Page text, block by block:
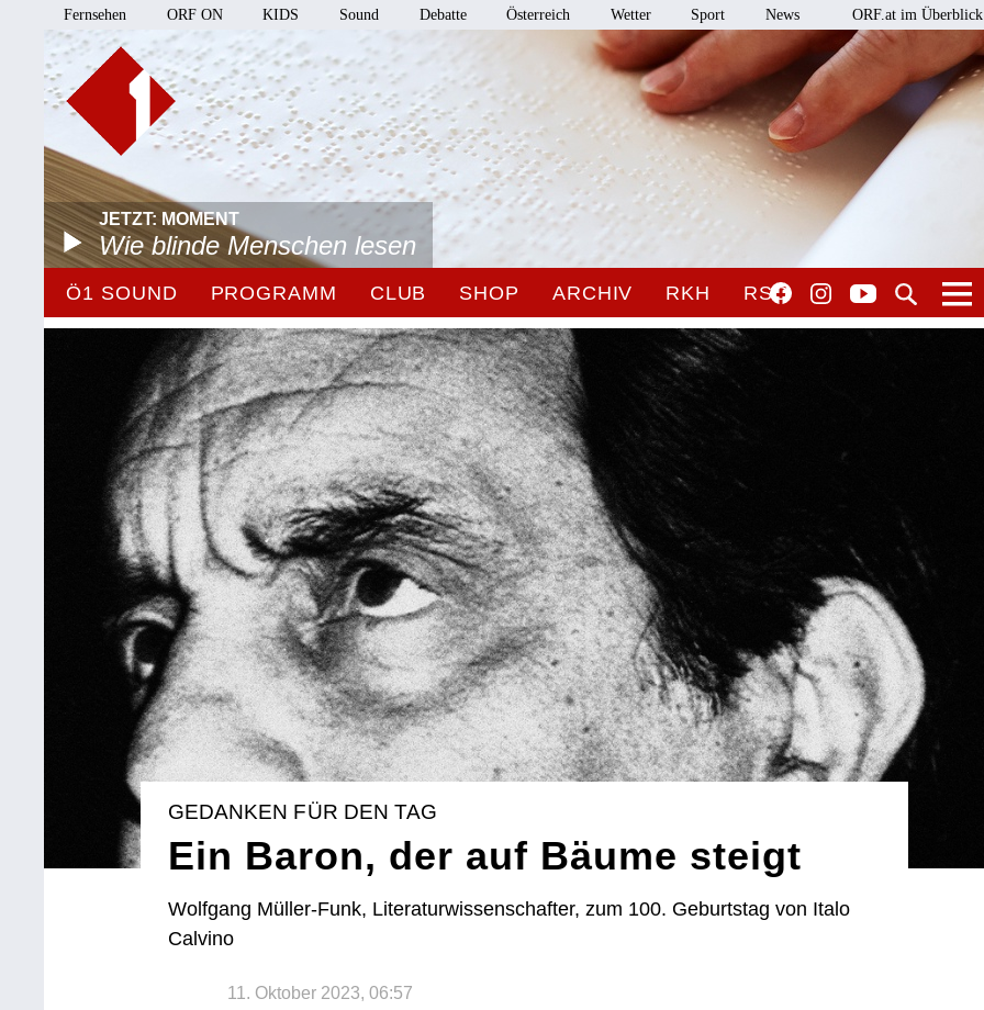
Fernsehen ORF ON KIDS Sound Debatte Österreich Wetter Sport News ORF.at im Überblick
JETZT: MOMENT
Wie blinde Menschen lesen
Ö1 SOUND PROGRAMM CLUB SHOP ARCHIV RKH RSO
GEDANKEN FÜR DEN TAG
Ein Baron, der auf Bäume steigt
Wolfgang Müller-Funk, Literaturwissenschafter, zum 100. Geburtstag von Italo
Calvino
11. Oktober 2023, 06:57